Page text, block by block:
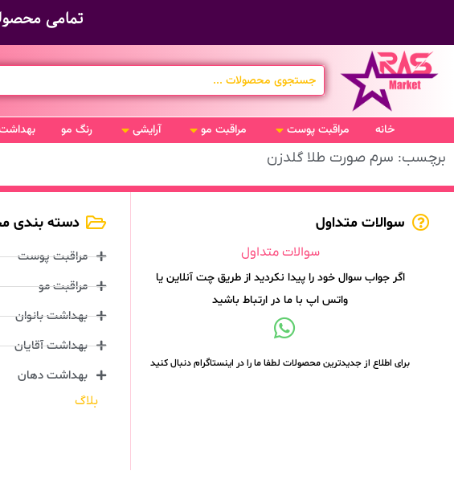
تمامی
خانه مراقبت پوست مراقبت مو آرایشی رنگ مو بهداشت
برچسب: سرم صورت طلا گلدزن
سوالات متداول
سوالات متداول
اگر جواب سوال خود را پیدا نکردید از طریق چت آنلاین یا
واتس اپ با ما در ارتباط باشید
برای اطلاع از جدیدترین محصولات لطفا ما را در اینستاگرام دنبال کنید
دسته بندی
مراقبت پوست
مراقبت مو
بهداشت بانوان
بهداشت آقایان
بهداشت دهان
بلاگ